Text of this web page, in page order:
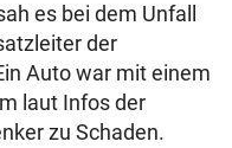
es bei dem Unfall
der
Auto war mit einem
laut Infos der
zu Schaden.